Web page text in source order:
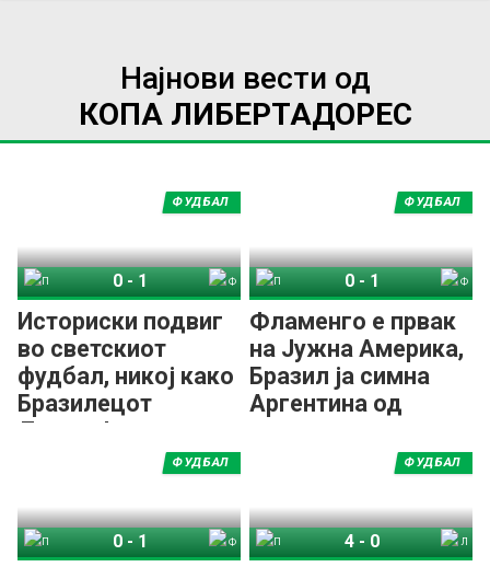
Најнови вести од
КОПА ЛИБЕРТАДОРЕС
Историски подвиг
во светскиот
фудбал, никој како
Бразилецот
Данило!
ФУДБАЛ
0- 1
Фламенго е првак
на Јужна Америка,
Бразил ја симна
Аргентина од
континентот!
ФУДБАЛ
0 - 1
ФУДБАЛ
0-1
ФУДБАЛ
4-0